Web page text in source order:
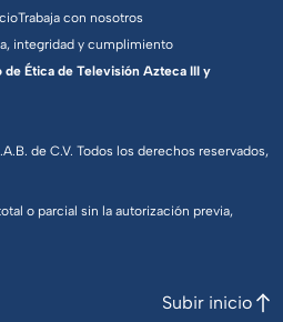
de C.V. Todos los derechos reservados,
o parcial sin la autorización previa,
Trabaja con nosotros
integridad y cumplimiento
Ética de Televisión Azteca III y
Subir inicio